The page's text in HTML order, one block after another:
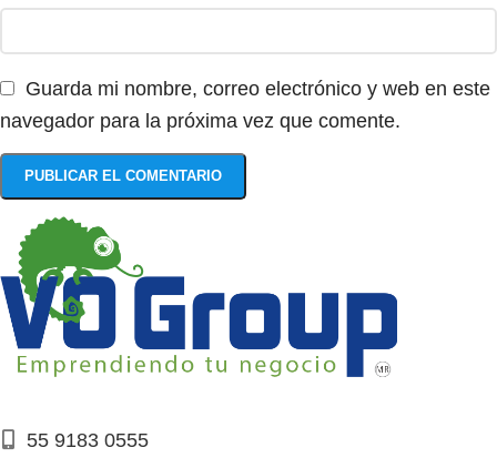
Guarda mi nombre, correo electrónico y web en este
navegador para la próxima vez que comente.
55 9183 0555